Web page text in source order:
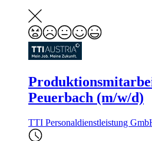
Peuerbach (m/w/d)
TTI Personaldienstleistung